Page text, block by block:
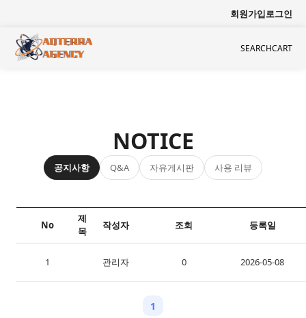
회원가입로그인
SEARCHCART
NOTICE
공지사항 Q&A 자유게시판 사용 리뷰
No
제
목
작성자 조회 등록일
1 홈페이지가 새롭게 오픈되었습니다. 환영합니다!
관리자 0 2026-05-08
1